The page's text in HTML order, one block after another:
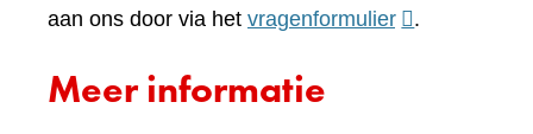
aan ons door via het vragenformulier(verwijst
.
Meer informatie